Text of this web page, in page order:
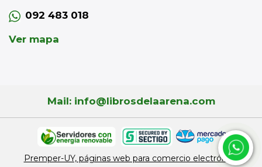
092 483 018
Ver mapa
Mail: info@librosdelaarena.com
Premper-UY, páginas web para comercio electrónico